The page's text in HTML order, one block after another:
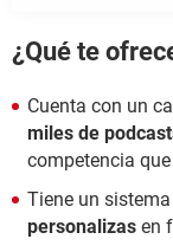
¿Qué te
Cuenta con un
miles de
competencia
Tiene un
personalizas en